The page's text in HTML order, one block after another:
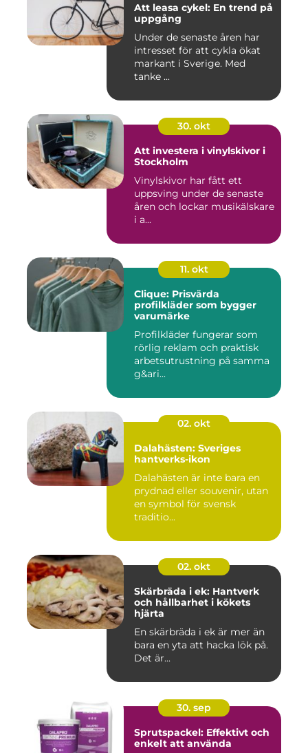
Att leasa cykel: En trend på
uppgång
Under de senaste åren har
intresset för att cykla ökat
markant i Sverige. Med
tanke ...
30. okt
Att investera i vinylskivor i
Stockholm
Vinylskivor har fått ett
uppsving under de senaste
åren och lockar musikälskare
i a...
11. okt
Clique: Prisvärda
profilkläder som bygger
varumärke
Profilkläder fungerar som
rörlig reklam och praktisk
arbetsutrustning på samma
g&ari...
02. okt
Dalahästen: Sveriges
hantverks-ikon
Dalahästen är inte bara en
prydnad eller souvenir, utan
en symbol för svensk
traditio...
02. okt
Skärbräda i ek: Hantverk
och hållbarhet i kökets
hjärta
En skärbräda i ek är mer än
bara en yta att hacka lök på.
Det är...
30. sep
Sprutspackel: Effektivt och
enkelt att använda